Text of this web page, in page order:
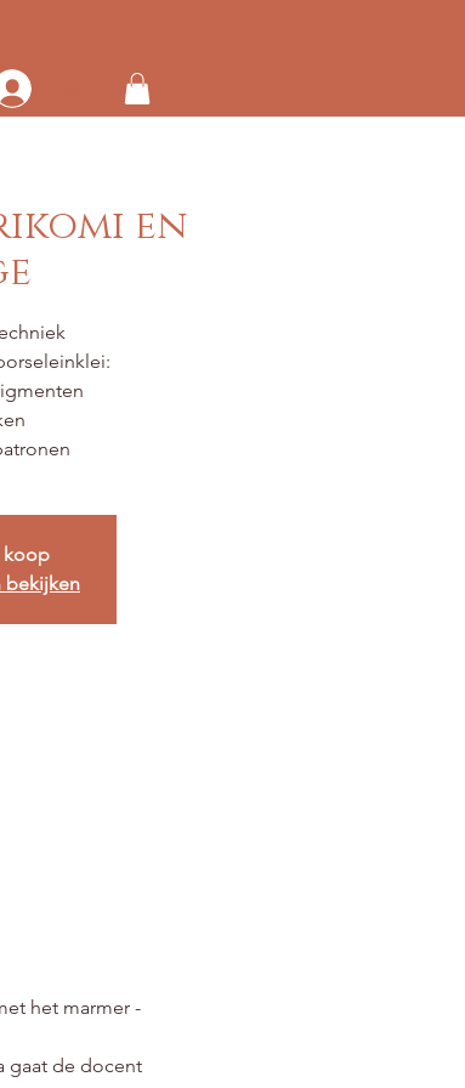
en
koop
bekijken
het marmer -
gaat de docent